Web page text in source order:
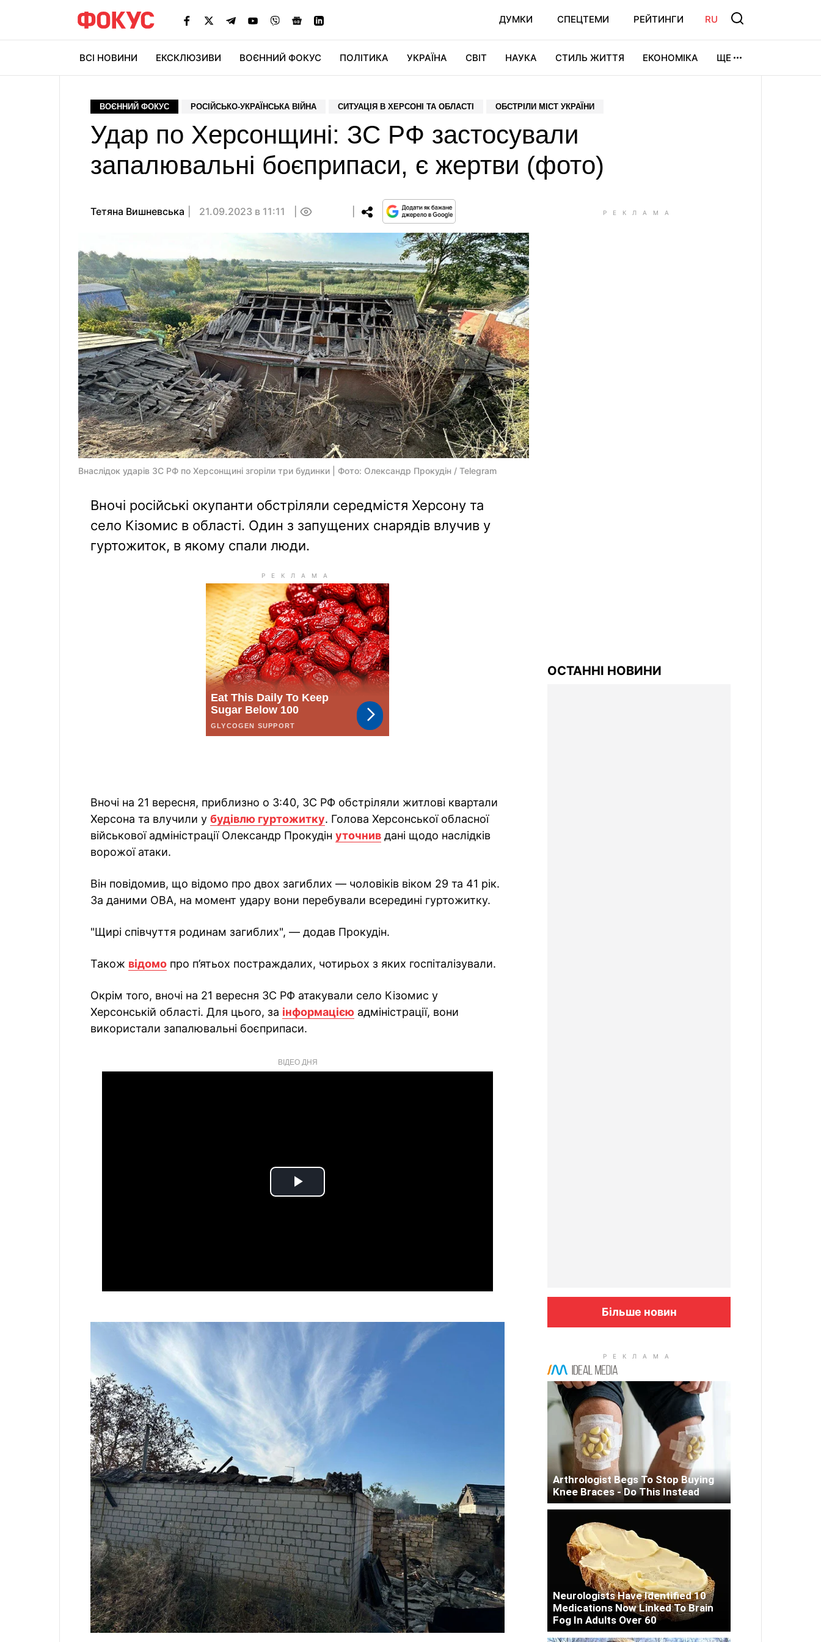
ДУМКИ СПЕЦТЕМИ РЕЙТИНГИ RU
ВСІ НОВИНИ ЕКСКЛЮЗИВИ ВОЄННИЙ ФОКУС ПОЛІТИКА УКРАЇНА СВІТ НАУКА СТИЛЬ ЖИТТЯ ЕКОНОМІКА ЩЕ
ВОЄННИЙ ФОКУС РОСІЙСЬКО-УКРАЇНСЬКА ВІЙНА СИТУАЦІЯ В ХЕРСОНІ ТА ОБЛАСТІ ОБСТРІЛИ МІСТ УКРАЇНИ
Удар по Херсонщині: ЗС РФ застосували
запалювальні боєприпаси, є жертви (фото)
Тетяна Вишневська 21.09.2023 в 11:11
Внаслідок ударів ЗС РФ по Херсонщині згоріли три будинки | Фото: Олександр Прокудін / Telegram
Вночі російські окупанти обстріляли середмістя Херсону та
село Кізомис в області. Один з запущених снарядів влучив у
гуртожиток, в якому спали люди.
Вночі на 21 вересня, приблизно о 3:40, ЗС РФ обстріляли житлові квартали
Херсона та влучили у будівлю гуртожитку. Голова Херсонської обласної
військової адміністрації Олександр Прокудін уточнив дані щодо наслідків
ворожої атаки.
Він повідомив, що відомо про двох загиблих — чоловіків віком 29 та 41 рік.
За даними ОВА, на момент удару вони перебували всередині гуртожитку.
"Щирі співчуття родинам загиблих", — додав Прокудін.
Також відомо про п’ятьох постраждалих, чотирьох з яких госпіталізували.
Окрім того, вночі на 21 вересня ЗС РФ атакували село Кізомис у
Херсонській області. Для цього, за інформацією адміністрації, вони
використали запалювальні боєприпаси.
ВІДЕО ДНЯ
Play
ОСТАННІ НОВИНИ
Більше новин
Arthrologist Begs To Stop Buying
Knee Braces - Do This Instead
Neurologists Have Identified 10
Medications Now Linked To Brain
Fog In Adults Over 60